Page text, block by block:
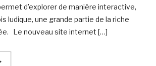
d’explorer de manière interactive,
ludique, une grande partie de la riche
Le nouveau site internet […]